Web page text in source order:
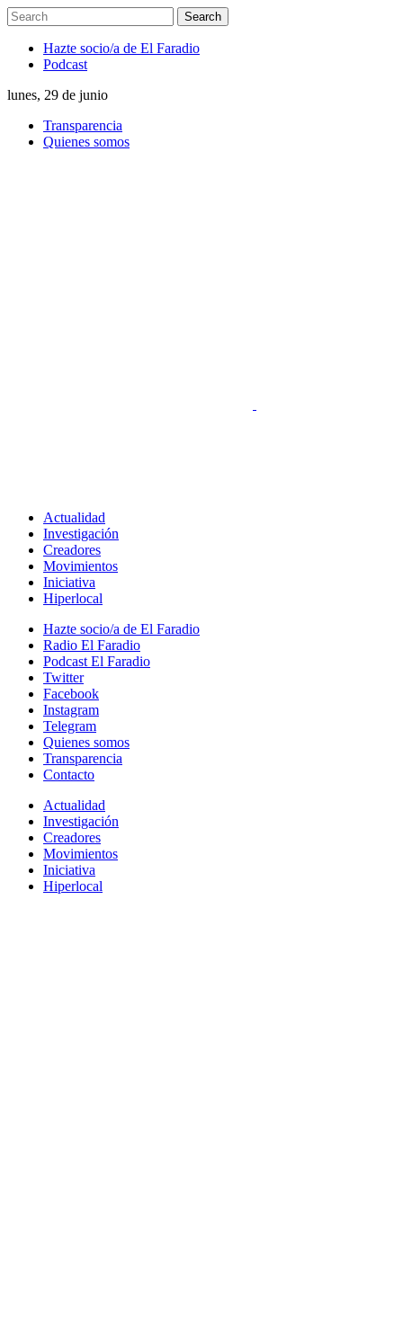
Hazte socio/a de El Faradio
Podcast
lunes, 29 de junio
Transparencia
Quienes somos
Actualidad
Investigación
Creadores
Movimientos
Iniciativa
Hiperlocal
Hazte socio/a de El Faradio
Radio El Faradio
Podcast El Faradio
Twitter
Facebook
Instagram
Telegram
Quienes somos
Transparencia
Contacto
Actualidad
Investigación
Creadores
Movimientos
Iniciativa
Hiperlocal